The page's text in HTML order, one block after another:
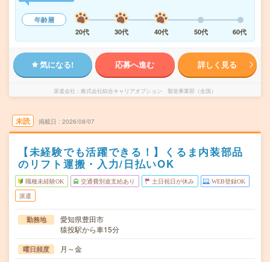
年齢層
20代
30代 40代 50代 60代
気になる! 応募へ進む 詳しく見る
派遣会社 株式会社綜合キャリアオプション 製造事業部（全国）
未読 掲載日 2026/08/07
【未経験でも活躍できる！】くるま内装部品
のリフト運搬・入力/日払いOK
職種未経験OK 交通費別途支給あり 土日祝日が休み WEB登録OK
派遣
勤務地
愛知県豊田市
猿投駅から車15分
曜日頻度 月～金